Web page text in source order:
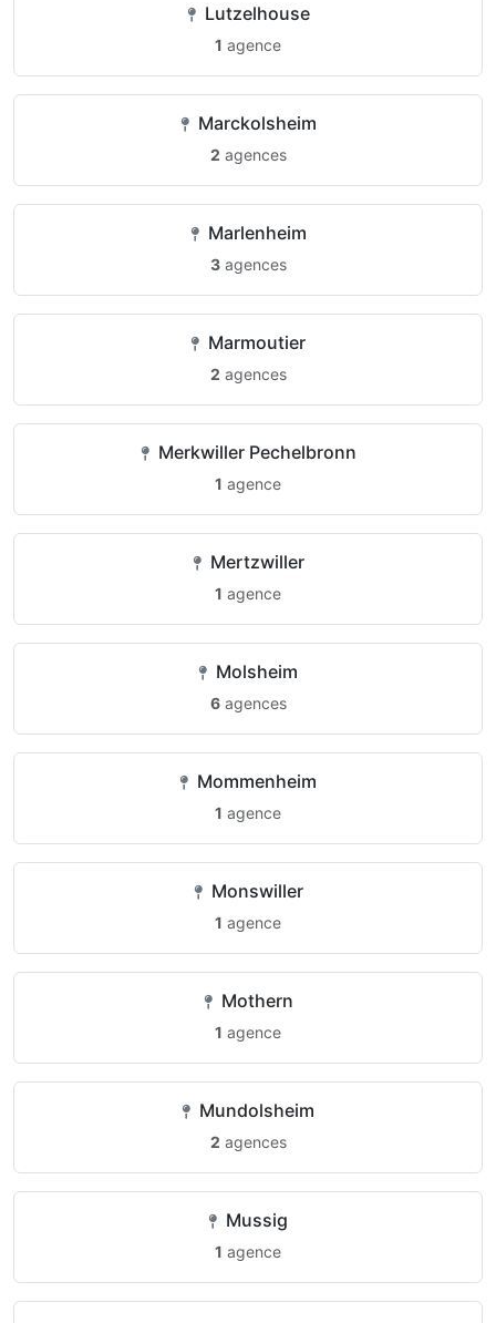
Lutzelhouse
1 agence
Marckolsheim
2 agences
Marlenheim
3agences
Marmoutier
2 agences
Merkwiller Pechelbronn
1 agence
Mertzwiller
1 agence
Molsheim
6agences
Mommenheim
1 agence
Monswiller
1 agence
Mothern
1 agence
Mundolsheim
2 agences
Mussig
1 agence